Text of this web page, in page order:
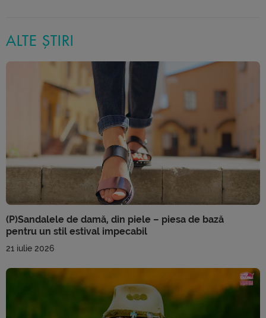
ALTE ȘTIRI
(P)Sandalele de damă, din piele – piesa de bază
pentru un stil estival impecabil
21 iulie 2026